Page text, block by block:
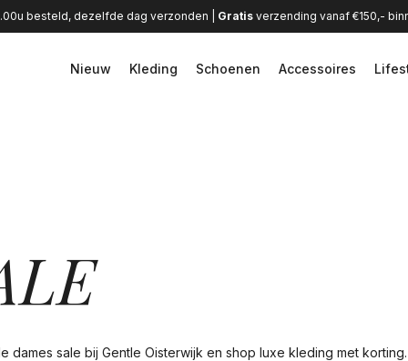
besteld, dezelfde dag verzonden | Gratisverzending vanaf €150,-
Nieuw Kleding Schoenen Accessoires
dames sale bij Gentle Oisterwijk en shop luxe kleding met